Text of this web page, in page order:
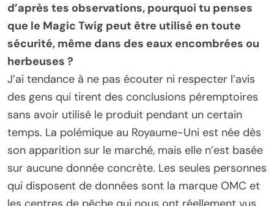
d’après tes observations, pourquoi tu penses
que le Magic Twig peut être utilisé en toute
sécurité, même dans des eaux encombrées ou
herbeuses ?
J’ai tendance à ne pas écouter ni respecter l’avis
des gens qui tirent des conclusions péremptoires
sans avoir utilisé le produit pendant un certain
temps. La polémique au Royaume-Uni est née dès
son apparition sur le marché, mais elle n’est basée
sur aucune donnée concrète. Les seules personnes
qui disposent de données sont la marque OMC et